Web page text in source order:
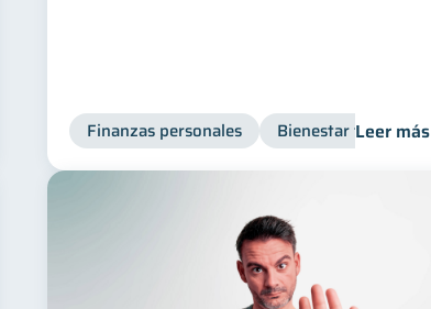
Finanzas personales Bienestar financiero
Leer más